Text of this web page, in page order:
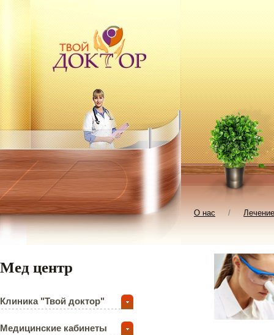
О нас / Лечение
Мед центр
Клиника "Твой доктор"
Медицинские кабинеты